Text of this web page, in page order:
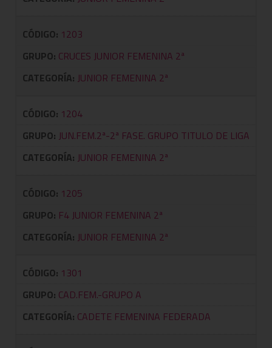
CÓDIGO: 1203
GRUPO: CRUCES JUNIOR FEMENINA 2ª
CATEGORÍA: JUNIOR FEMENINA 2ª
CÓDIGO: 1204
GRUPO: JUN.FEM.2ª-2ª FASE. GRUPO TITULO DE LIGA
CATEGORÍA: JUNIOR FEMENINA 2ª
CÓDIGO: 1205
GRUPO: F4 JUNIOR FEMENINA 2ª
CATEGORÍA: JUNIOR FEMENINA 2ª
CÓDIGO: 1301
GRUPO: CAD.FEM.-GRUPO A
CATEGORÍA: CADETE FEMENINA FEDERADA